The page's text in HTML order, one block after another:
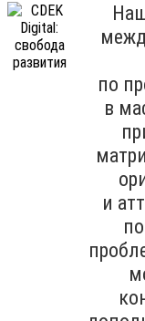
по
в
и